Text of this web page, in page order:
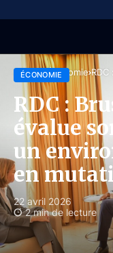
Accueil Économie
ÉCONOMIE
RDC :
évalue
un
en
22 avril 2026
2 min de lecture